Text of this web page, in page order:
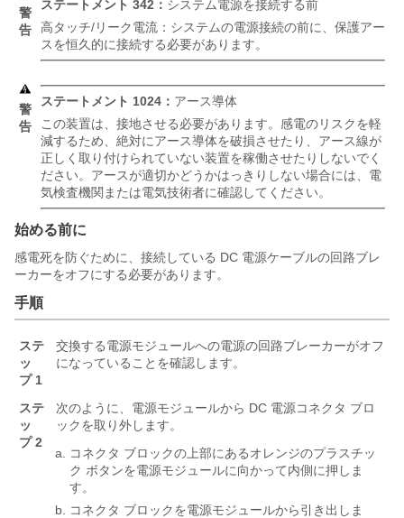
警
告
ステートメント 342： システム電源を接続する前
高タッチ/リーク電流：システムの電源接続の前に、保護アー
スを恒久的に接続する必要があります。
警
告
ステートメント 1024： アース導体
この装置は、接地させる必要があります。感電のリスクを軽
減するため、絶対にアース導体を破損させたり、アース線が
正しく取り付けられていない装置を稼働させたりしないでく
ださい。アースが適切かどうかはっきりしない場合には、電
気検査機関または電気技術者に確認してください。
始める前に
感電死を防ぐために、接続している DC 電源ケーブルの回路ブレ
ーカーをオフにする必要があります。
手順
ステ
ッ
プ 1
交換する電源モジュールへの電源の回路ブレーカーがオフ
になっていることを確認します。
ステ
ッ
プ 2
次のように、電源モジュールから DC 電源コネクタ ブロ
ックを取り外します。
コネクタ ブロックの上部にあるオレンジのプラスチッ
ク ボタンを電源モジュールに向かって内側に押しま
す。
コネクタ ブロックを電源モジュールから引き出しま